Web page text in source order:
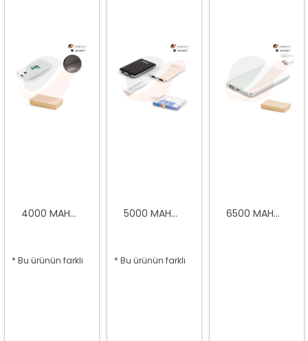
4000 MAH...
* Bu ürünün farklı
5000 MAH...
* Bu ürünün farklı
6500 MAH...